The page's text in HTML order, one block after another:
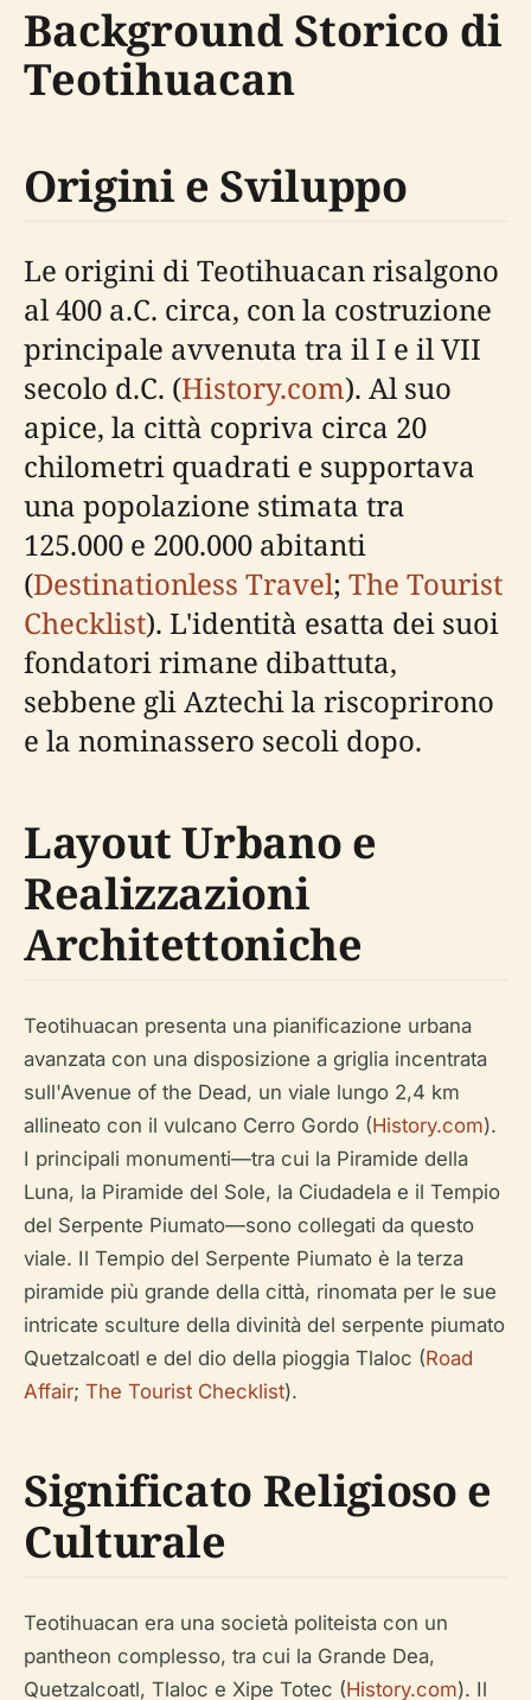
Background Storico di
Teotihuacan
Origini e Sviluppo
Le origini di Teotihuacan risalgono
al 400 a.C. circa, con la costruzione
principale avvenuta tra il I e il VII
secolo d.C. (History.com). Al suo
apice, la città copriva circa 20
chilometri quadrati e supportava
una popolazione stimata tra
125.000 e 200.000 abitanti
(Destinationless Travel; The Tourist
Checklist). L'identità esatta dei suoi
fondatori rimane dibattuta,
sebbene gli Aztechi la riscoprirono
e la nominassero secoli dopo.
Layout Urbano e
Realizzazioni
Architettoniche
Teotihuacan presenta una pianificazione urbana
avanzata con una disposizione a griglia incentrata
sull'Avenue of the Dead, un viale lungo 2,4 km
allineato con il vulcano Cerro Gordo (History.com).
I principali monumenti—tra cui la Piramide della
Luna, la Piramide del Sole, la Ciudadela e il Tempio
del Serpente Piumato—sono collegati da questo
viale. Il Tempio del Serpente Piumato è la terza
piramide più grande della città, rinomata per le sue
intricate sculture della divinità del serpente piumato
Quetzalcoatl e del dio della pioggia Tlaloc (Road
Affair; The Tourist Checklist).
Significato Religioso e
Culturale
Teotihuacan era una società politeista con un
pantheon complesso, tra cui la Grande Dea,
Quetzalcoatl, Tlaloc e Xipe Totec (History.com). Il